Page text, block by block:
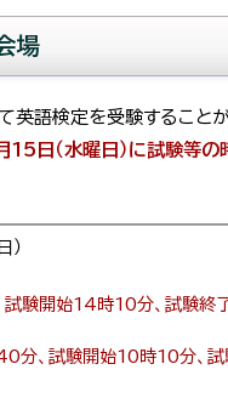
場
語検定を受験すること
日（水曜日）に試験等の
）
試験開始14時10分、試験終
分、試験開始10時10分、試